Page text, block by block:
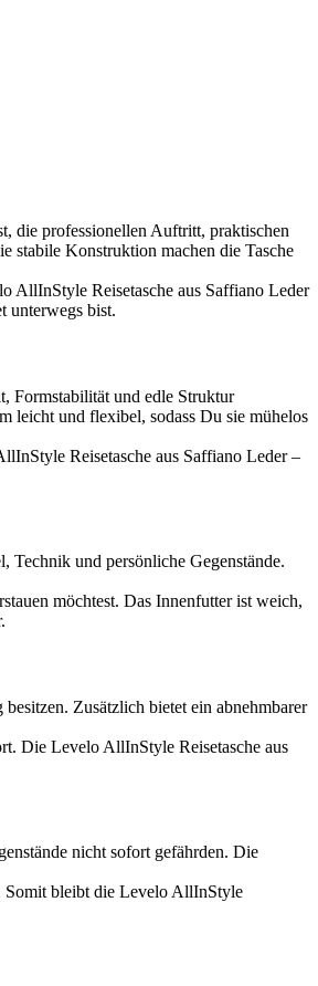
die professionellen Auftritt, praktischen
stabile Konstruktion machen die Tasche
AllInStyle Reisetasche aus Saffiano Leder
unterwegs bist.
Formstabilität und edle Struktur
leicht und flexibel, sodass Du sie mühelos
Reisetasche aus Saffiano Leder –
Technik und persönliche Gegenstände.
möchtest. Das Innenfutter ist weich,
Zusätzlich bietet ein abnehmbarer
Die Levelo AllInStyle Reisetasche aus
nicht sofort gefährden. Die
Somit bleibt die Levelo AllInStyle